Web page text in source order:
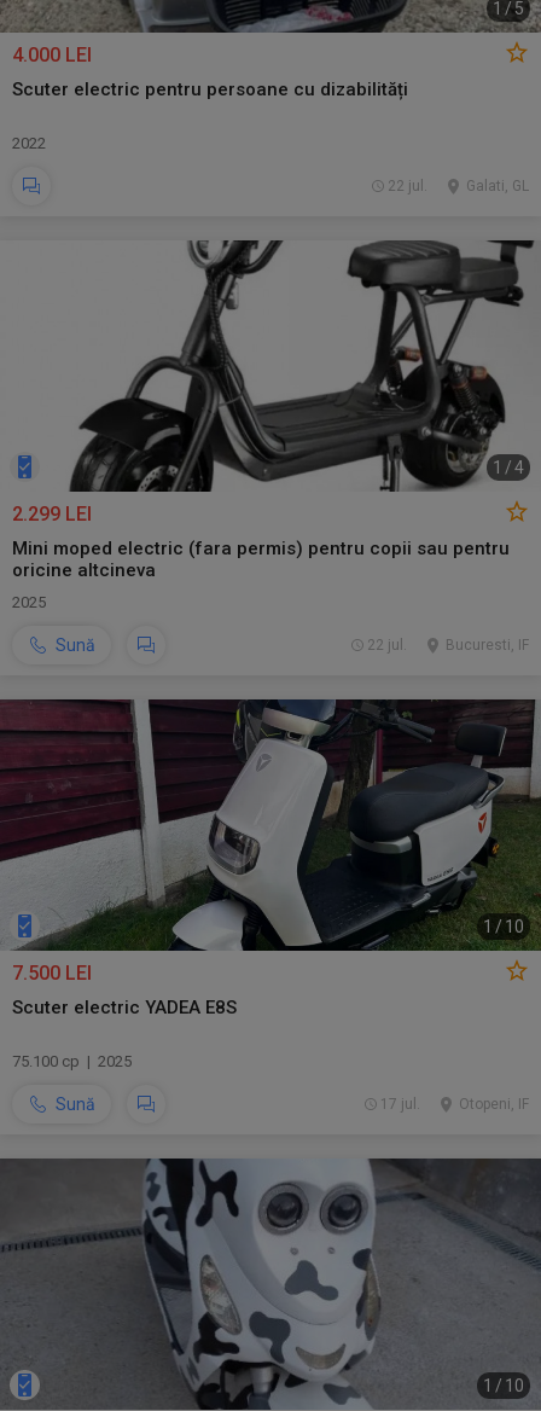
1 /5
4.000 LEI
Scuter electric pentru persoane cu dizabilități
2022
Galati, GL
22 jul.
1 /4
2.299 LEI
Mini moped electric (fara permis) pentru copii sau pentru
oricine altcineva
2025
Sună Bucuresti, IF
22 jul.
1 /10
7.500 LEI
Scuter electric YADEA E8S
75.100 cp | 2025
Sună Otopeni, IF
17 jul.
1 / 10